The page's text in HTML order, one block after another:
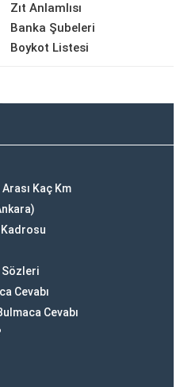
Zıt Anlamlısı
Banka Şubeleri
Boykot Listesi
Kaç Km
Kadrosu
Sözleri
Cevabı
Cevabı